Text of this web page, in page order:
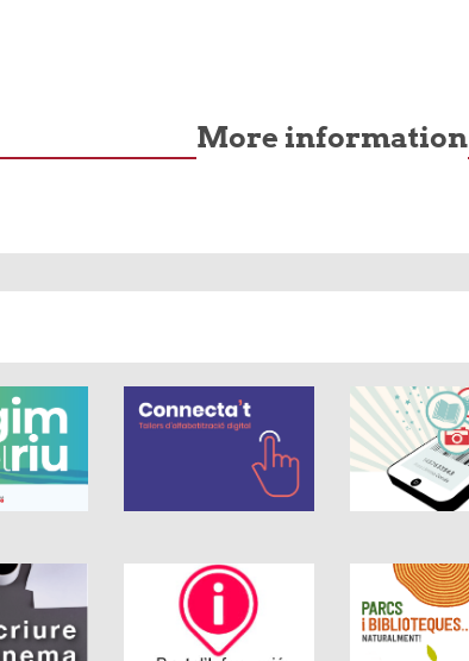
More information
is 0 stars out of 5.